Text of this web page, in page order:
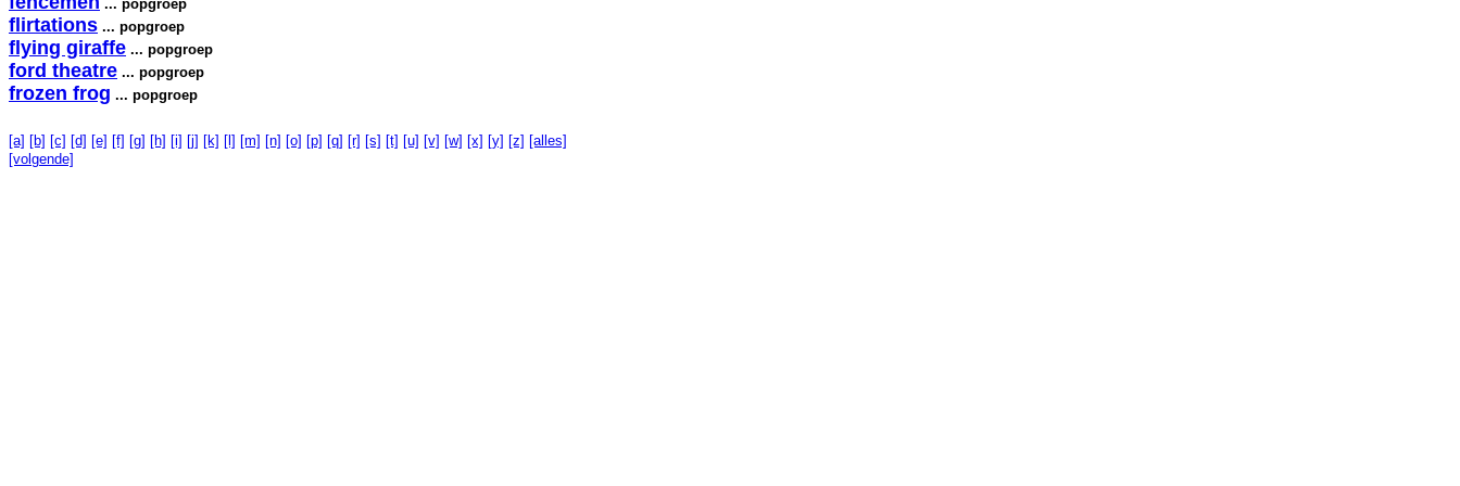
... popgroep
flirtations ... popgroep
flying giraffe ... popgroep
ford theatre ... popgroep
frozen frog ... popgroep
[a] [b] [c] [d] [e] [f] [g] [h] [i] [j] [k] [l] [m] [n] [o] [p] [q] [r] [s] [t] [u] [v] [w] [x] [y] [z] [alles]
[volgende]